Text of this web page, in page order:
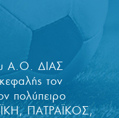
Α.Ο. ΔΙΑΣ
τον
πολύπειρο
ΠΑΤΡΑΪΚΟΣ,